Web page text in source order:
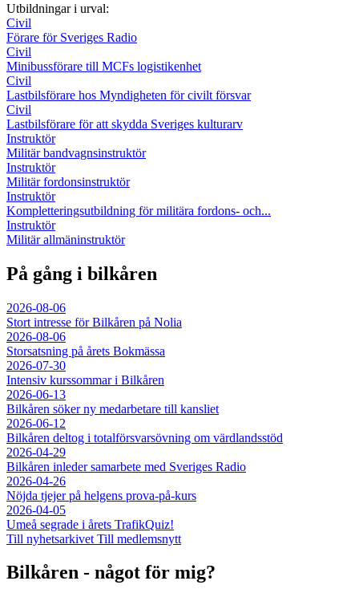
Utbildningar i urval:
Civil
Förare för Sveriges Radio
Civil
Minibussförare till MCFs logistikenhet
Civil
Lastbilsförare hos Myndigheten för civilt försvar
Civil
Lastbilsförare för att skydda Sveriges kulturarv
Instruktör
Militär bandvagnsinstruktör
Instruktör
Militär fordonsinstruktör
Instruktör
Kompletteringsutbildning för militära fordons- och...
Instruktör
Militär allmäninstruktör
På gång i bilkåren
2026-08-06
Stort intresse för Bilkåren på Nolia
2026-08-06
Storsatsning på årets Bokmässa
2026-07-30
Intensiv kurssommar i Bilkåren
2026-06-13
Bilkåren söker ny medarbetare till kansliet
2026-06-12
Bilkåren deltog i totalförsvarsövning om värdlandsstöd
2026-04-29
Bilkåren inleder samarbete med Sveriges Radio
2026-04-26
Nöjda tjejer på helgens prova-på-kurs
2026-04-05
Umeå segrade i årets TrafikQuiz!
Till nyhetsarkivet Till medlemsnytt
Bilkåren - något för mig?